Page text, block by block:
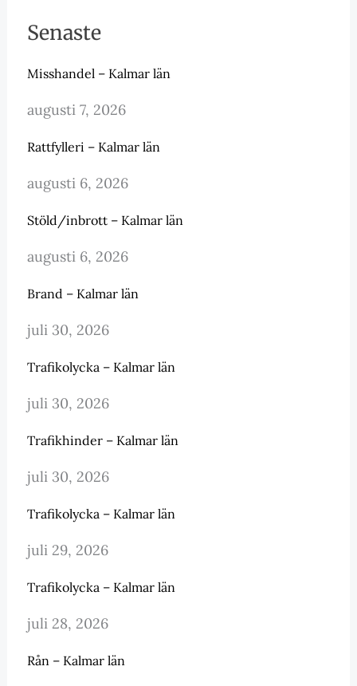
Senaste
Misshandel – Kalmar län
augusti 7, 2026
Rattfylleri – Kalmar län
augusti 6, 2026
Stöld/inbrott – Kalmar län
augusti 6, 2026
Brand – Kalmar län
juli 30, 2026
Trafikolycka – Kalmar län
juli 30, 2026
Trafikhinder – Kalmar län
juli 30, 2026
Trafikolycka – Kalmar län
juli 29, 2026
Trafikolycka – Kalmar län
juli 28, 2026
Rån – Kalmar län